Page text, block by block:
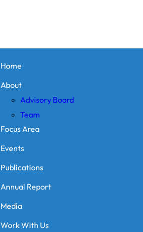
Home
About
Advisory Board
Team
Focus Area
Events
Publications
Annual Report
Media
Work With Us